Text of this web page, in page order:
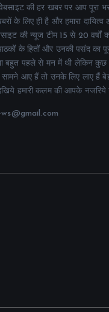
की हर खबर पर आप पूरा
के लिए ही है और हमारा
की न्यूज टीम 15 से 20 वर्षों
के हितों और उनकी पसंद का
बहुत पहले से मन में थी लेकिन कुछ
आए हैं तो उनके लिए लाए हैं
हमारी कलम की आपके नजरिये